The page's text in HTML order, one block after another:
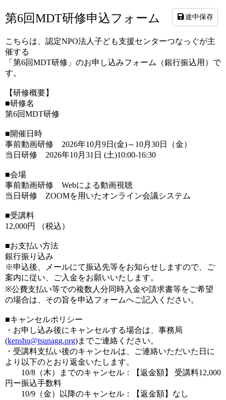
第6回MDT研修申込フォーム
こちらは、認定NPO法人子ども支援センターつなっぐが主
催する
「第6回MDT研修」のお申し込みフォーム（銀行振込用）で
す。
【研修概要】
■研修名
第6回MDT研修
■開催日時
事前動画研修 2026年10月9日(金)～10月30日（金）
当日研修 2026年10月31日 (土)10:00-16:30
■会場
事前動画研修 Webによる動画視聴
当日研修 ZOOMを用いたオンライン会議システム
■受講料
12,000円 （税込）
■お支払い方法
銀行振り込み
※申込後、メールにて振込先等をお知らせしますので、ご
案内に従い、ご入金をお願いいたします。
※公費支払い等での複数人分同時入金や請求書等をご希望
の場合は、その旨を申込フォームへご記入ください。
■キャンセルポリシー
・お申し込み後にキャンセルする場合は、事務局
(kenshu@tsunagg.org)までご連絡ください。
・受講料支払い後のキャンセルは、ご連絡いただいた日に
より以下のとおり返金いたします。
10/8（木）までのキャンセル：【返金額】 受講料12,000
円ー振込手数料
10/9（金）以降のキャンセル：【返金額】なし
途中保存